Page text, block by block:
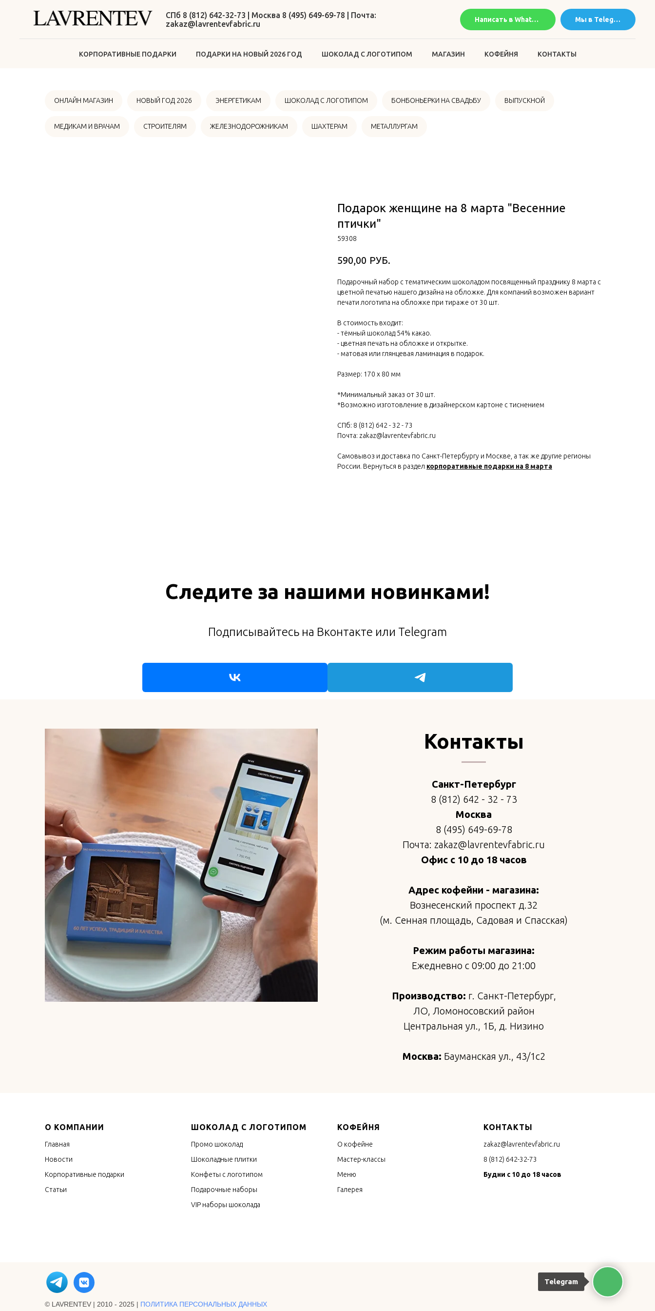
СПб 8 (812) 642-32-73 | Москва 8 (495) 649-69-78 | Почта:
zakaz@lavrentevfabric.ru
Написать в WhatsApp Мы в Telegram
КОРПОРАТИВНЫЕ ПОДАРКИ ПОДАРКИ НА НОВЫЙ 2026 ГОД ШОКОЛАД С ЛОГОТИПОМ МАГАЗИН КОФЕЙНЯ КОНТАКТЫ
ОНЛАЙН МАГАЗИН НОВЫЙ ГОД 2026 ЭНЕРГЕТИКАМ ШОКОЛАД С ЛОГОТИПОМ БОНБОНЬЕРКИ НА СВАДЬБУ ВЫПУСКНОЙ
МЕДИКАМ И ВРАЧАМ СТРОИТЕЛЯМ ЖЕЛЕЗНОДОРОЖНИКАМ ШАХТЕРАМ МЕТАЛЛУРГАМ
Подарок женщине на 8 марта "Весенние
птички"
59308
590,00 РУБ.
Подарочный набор с тематическим шоколадом посвященный празднику 8 марта с
цветной печатью нашего дизайна на обложке. Для компаний возможен вариант
печати логотипа на обложке при тираже от 30 шт.
В стоимость входит:
- тёмный шоколад 54% какао.
- цветная печать на обложке и открытке.
- матовая или глянцевая ламинация в подарок.
Размер: 170 х 80 мм
*Минимальный заказ от 30 шт.
*Возможно изготовление в дизайнерском картоне с тиснением
СПб: 8 (812) 642 - 32 - 73
Почта: zakaz@lavrentevfabric.ru
Самовывоз и доставка по Санкт-Петербургу и Москве, а так же другие регионы
России. Вернуться в раздел корпоративные подарки на 8 марта
Telegram
Следите за нашими новинками!
Подписывайтесь на Вконтакте или Telegram
Контакты
Санкт-Петербург
8 (812) 642 - 32 - 73
Москва
8 (495) 649-69-78
Почта: zakaz@lavrentevfabric.ru
Офис с 10 до 18 часов
Адрес кофейни - магазина:
Вознесенский проспект д.32
(м. Сенная площадь, Садовая и Спасская)
Режим работы магазина:
Ежедневно с 09:00 до 21:00
Производство: г. Санкт-Петербург,
ЛО, Ломоносовский район
Центральная ул., 1Б, д. Низино
Москва: Бауманская ул., 43/1с2
О КОМПАНИИ
Главная
Новости
Корпоративные подарки
Статьи
ШОКОЛАД С ЛОГОТИПОМ
Промо шоколад
Шоколадные плитки
Конфеты с логотипом
Подарочные наборы
VIP наборы шоколада
КОФЕЙНЯ
О кофейне
Мастер-классы
Меню
Галерея
КОНТАКТЫ
zakaz@lavrentevfabric.ru
8 (812) 642-32-73
Будни с 10 до 18 часов
© LAVRENTEV | 2010 - 2025 | ПОЛИТИКА ПЕРСОНАЛЬНЫХ ДАННЫХ